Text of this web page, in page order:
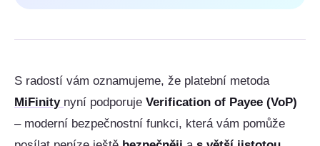
S radostí vám oznamujeme, že platební metoda
MiFinity nyní podporuje Verification of Payee (VoP)
– moderní bezpečnostní funkci, která vám pomůže